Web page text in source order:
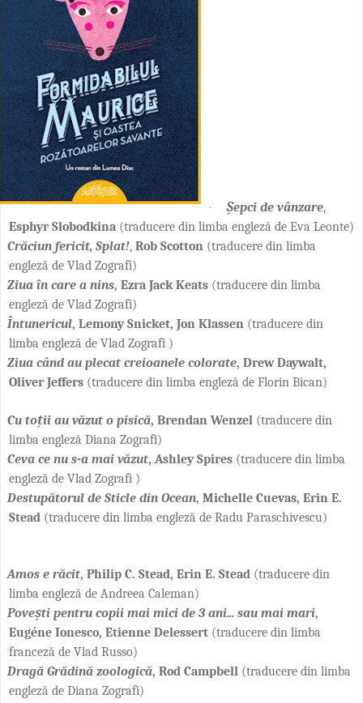
· Șepci de vânzare,
Esphyr Slobodkina (traducere din limba engleză de Eva Leonte)
Crăciun fericit, Splat!, Rob Scotton (traducere din limba
engleză de Vlad Zografi)
Ziua în care a nins, Ezra Jack Keats (traducere din limba
engleză de Vlad Zografi)
Întunericul, Lemony Snicket, Jon Klassen (traducere din
limba engleză de Vlad Zografi )
Ziua când au plecat creioanele colorate, Drew Daywalt,
Oliver Jeffers (traducere din limba engleză de Florin Bican)
Cu toții au văzut o pisică, Brendan Wenzel (traducere din
limba engleză Diana Zografi)
Ceva ce nu s-a mai văzut, Ashley Spires (traducere din limba
engleză de Vlad Zografi )
Destupătorul de Sticle din Ocean, Michelle Cuevas, Erin E.
Stead (traducere din limba engleză de Radu Paraschivescu)
Amos e răcit, Philip C. Stead, Erin E. Stead (traducere din
limba engleză de Andreea Caleman)
Povești pentru copii mai mici de 3 ani... sau mai mari,
Eugéne Ionesco, Etienne Delessert (traducere din limba
franceză de Vlad Russo)
Dragă Grădină zoologică, Rod Campbell (traducere din limba
engleză de Diana Zografi)